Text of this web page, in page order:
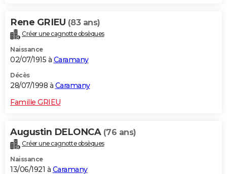
Rene GRIEU (83 ans)
Créer une cagnotte obsèques
Naissance
02/07/1915 à Caramany
Décès
28/07/1998 à Caramany
Famille GRIEU
Augustin DELONCA (76 ans)
Créer une cagnotte obsèques
Naissance
13/06/1921 à Caramany